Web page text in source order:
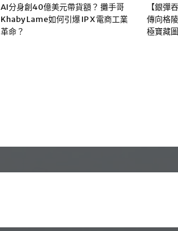
AI分身創40億美元帶貨額？ 攤手哥
Khaby Lame如何引爆 IP X 電商工業
革命？
【銀彈
傳向格
極寶藏